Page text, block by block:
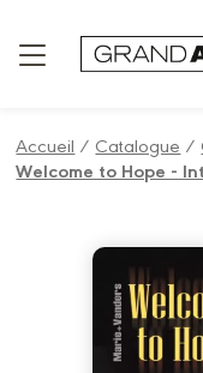
Accueil / Catalogue /
Welcome to Hope -